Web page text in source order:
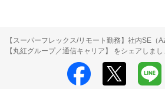
【スーパーフレックス/リモート勤務】社内SE（
【丸紅グループ／通信キャリア】 をシェアしまし